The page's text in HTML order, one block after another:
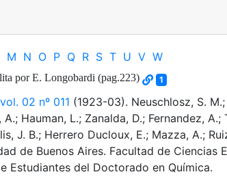
M N O P Q R S T U V W
por E. Longobardi (pag.223) 1
02 nº 011 (1923-03). Neuschlosz, S.
Hauman, L.; Zanalda, D.; Fernandez, A.;
J. B.; Herrero Ducloux, E.; Mazza, A.;
de Buenos Aires. Facultad de Ciencias
Estudiantes del Doctorado en Química.